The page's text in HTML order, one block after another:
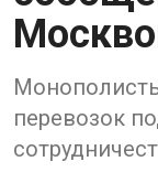
перевозок